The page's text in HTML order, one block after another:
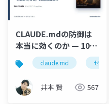
CLAUDE.mdの防御は
本当に効くのか — 10種
の攻撃で検証してわか
ったこと
claude.md セキ
井本 賢 567